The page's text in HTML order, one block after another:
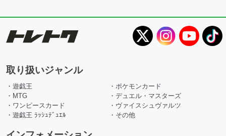
取り扱いジャンル
・遊戯王
・ポケモンカード
・MTG
・デュエル・マスターズ
・ワンピースカード
・ヴァイスシュヴァルツ
・遊戯王 ﾗｯｼｭﾃﾞｭｴﾙ
・その他